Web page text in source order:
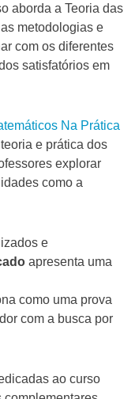
aborda a Teoria das
metodologias e
com os diferentes
satisfatórios em
Na Prática
e prática dos
explorar
como a
e
apresenta uma
como uma prova
com a busca por
ao curso